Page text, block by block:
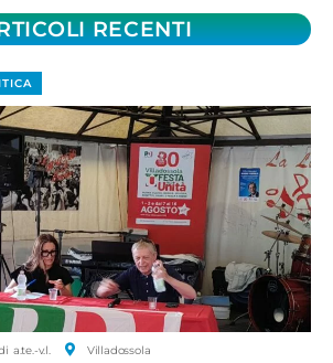
RECENTI
a.te.-v.l. Villadossola